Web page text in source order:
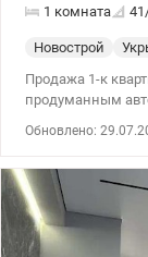
1 комната
Новострой
Продажа 1-к
продуманным
Обновлено: